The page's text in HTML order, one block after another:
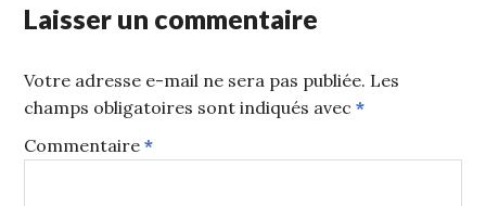
Laisser un commentaire
Votre adresse e-mail ne sera pas publiée. Les
champs obligatoires sont indiqués avec*
Commentaire*